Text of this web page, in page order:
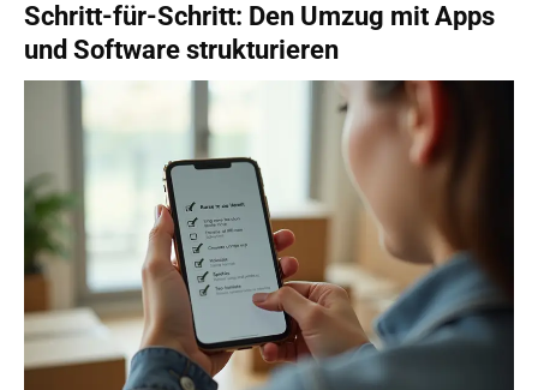
Schritt-für-Schritt: Den Umzug mit Apps
und Software strukturieren